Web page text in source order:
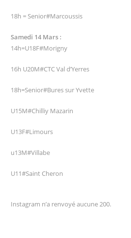
18h = Senior#Marcoussis
Samedi 14 Mars :
14h=U18F#Morigny
16h U20M#CTC Val d’Yerres
18h=Senior#Bures sur Yvette
U15M#Chilliy Mazarin
U13F#Limours
u13M#Villabe
U11#Saint Cheron
Instagram n’a renvoyé aucune 200.